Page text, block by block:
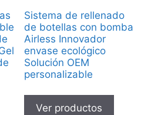
Sistema de rellenado
de botellas con bomba
Airless Innovador
envase ecológico
Solución OEM
personalizable
Ver productos